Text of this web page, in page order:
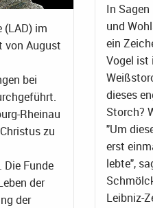
(LAD) im
von August
bei
Rheinau
zu
Die Funde
der
der
In
und
ein
Vogel ist
dieses
Storch?
"Um
erst
lebte",
Leibniz-